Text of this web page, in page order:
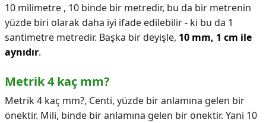
10 milimetre , 10 binde bir metredir, bu da bir metrenin
yüzde biri olarak daha iyi ifade edilebilir - ki bu da 1
santimetre metredir. Başka bir deyişle, 10 mm, 1 cm ile
aynıdır.
Metrik 4 kaç mm?
Metrik 4 kaç mm?, Centi, yüzde bir anlamına gelen bir
önektir. Mili, binde bir anlamına gelen bir önektir. Yani 10